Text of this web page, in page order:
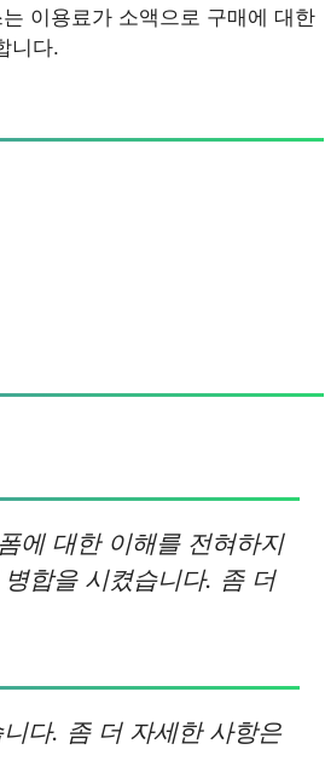
이용료가 소액으로 구매에 대한
니다.
에 대한 이해를 전혀하지
합을 시켰습니다. 좀 더
다. 좀 더 자세한 사항은